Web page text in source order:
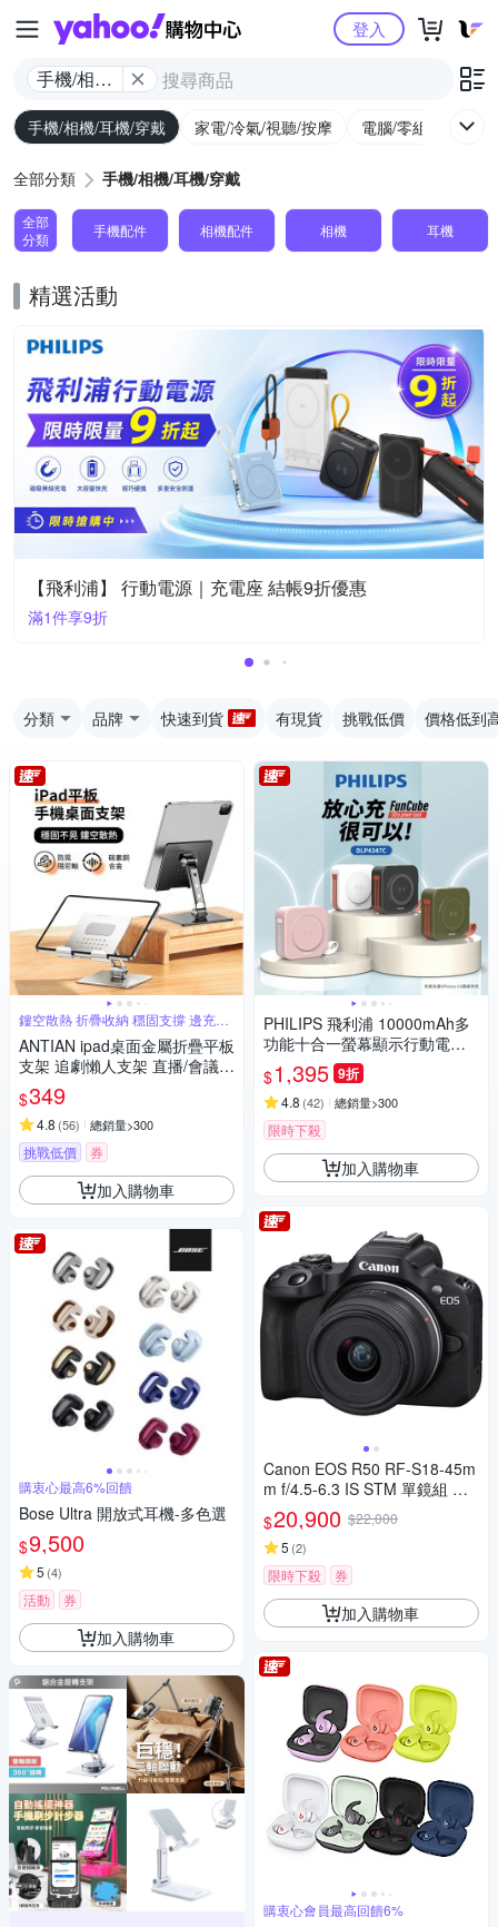
Yahoo購物中心
手機/相機/
耳機/穿戴
登入
手機/相機/耳機/穿戴 家電/冷氣/視聽/按摩 電腦/零組件/週邊/
全部分類 手機/相機/耳機/穿戴
全部
分類
手機配件 相機配件 相機 耳機
精選活動
【飛利浦】 行動電源｜充電座 結帳9折優惠
滿1件享9折
分類 品牌 快速到貨 有現貨 挑戰低價 價格低到
鏤空散熱 折疊收納 穩固支撐 邊充電
玩
ANTIAN ipad桌面金屬折疊平板
支架 追劇懶人支架 直播/會議
平板架 手機支架 交換禮物
$349
4.8 (56) 總銷量>300
挑戰低價 券
加入購物車
購衷心最高6%回饋
Bose Ultra 開放式耳機-多色選
$9,500
5 (4)
活動 券
加入購物車
PHILIPS 飛利浦 10000mAh多
功能十合一螢幕顯示行動電源
DLP4347C
$1,395 9折
4.8 (42) 總銷量>300
限時下殺
加入購物車
Canon EOS R50 RF-S18-45m
m f/4.5-6.3 IS STM 單鏡組 公
司貨
$20,900 $22,000
5 (2)
限時下殺 券
加入購物車
購衷心會員最高回饋6%